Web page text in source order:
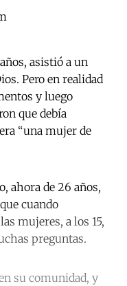
asistió a un
Pero en realidad
y luego
que debía
“una mujer de
ahora de 26 años,
cuando
mujeres, a los 15,
preguntas.
su comunidad, y